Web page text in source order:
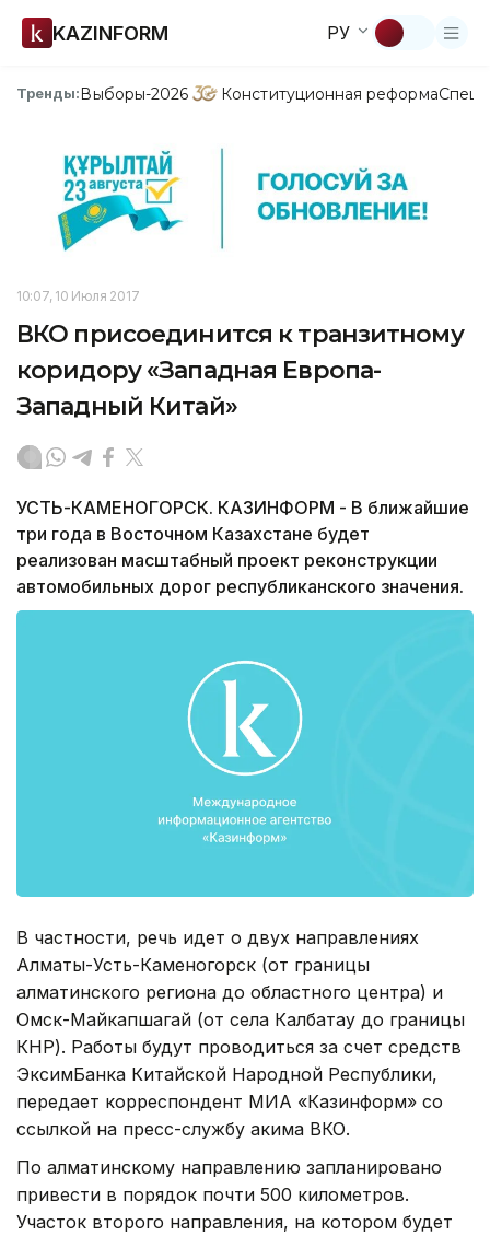
KAZINFORM РУ
Тренды:Выборы-2026 Конституционная реформа
10:07, 10 Июля 2017
ВКО присоединится к транзитному
коридору «Западная Европа-
Западный Китай»
УСТЬ-КАМЕНОГОРСК. КАЗИНФОРМ - В ближайшие
три года в Восточном Казахстане будет
реализован масштабный проект реконструкции
автомобильных дорог республиканского значения.
В частности, речь идет о двух направлениях
Алматы-Усть-Каменогорск (от границы
алматинского региона до областного центра) и
Омск-Майкапшагай (от села Калбатау до границы
КНР). Работы будут проводиться за счет средств
ЭксимБанка Китайской Народной Республики,
передает корреспондент МИА «Казинформ» со
ссылкой на пресс-службу акима ВКО.
По алматинскому направлению запланировано
привести в порядок почти 500 километров.
Участок второго направления, на котором будет